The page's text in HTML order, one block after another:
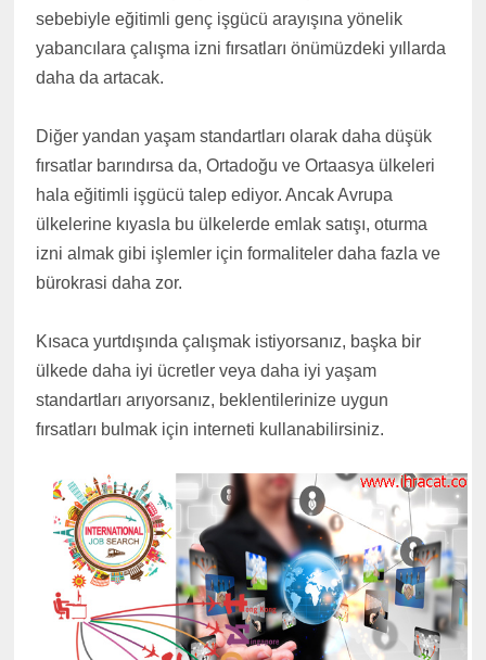
sebebiyle eğitimli genç işgücü arayışına yönelik
yabancılara çalışma izni fırsatları önümüzdeki yıllarda
daha da artacak.
Diğer yandan yaşam standartları olarak daha düşük
fırsatlar barındırsa da, Ortadoğu ve Ortaasya ülkeleri
hala eğitimli işgücü talep ediyor. Ancak Avrupa
ülkelerine kıyasla bu ülkelerde emlak satışı, oturma
izni almak gibi işlemler için formaliteler daha fazla ve
bürokrasi daha zor.
Kısaca yurtdışında çalışmak istiyorsanız, başka bir
ülkede daha iyi ücretler veya daha iyi yaşam
standartları arıyorsanız, beklentilerinize uygun
fırsatları bulmak için interneti kullanabilirsiniz.